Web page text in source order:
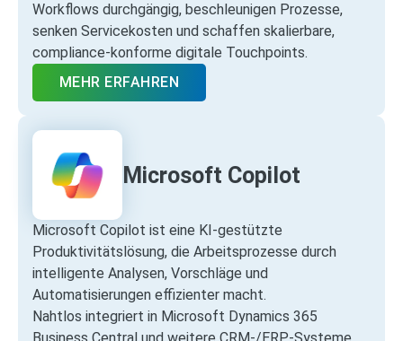
Workflows durchgängig, beschleunigen Prozesse,
senken Servicekosten und schaffen skalierbare,
compliance‑konforme digitale Touchpoints.
MEHR ERFAHREN
Microsoft Copilot
Microsoft Copilot ist eine KI‑gestützte
Produktivitätslösung, die Arbeitsprozesse durch
intelligente Analysen, Vorschläge und
Automatisierungen effizienter macht.
Nahtlos integriert in Microsoft Dynamics 365